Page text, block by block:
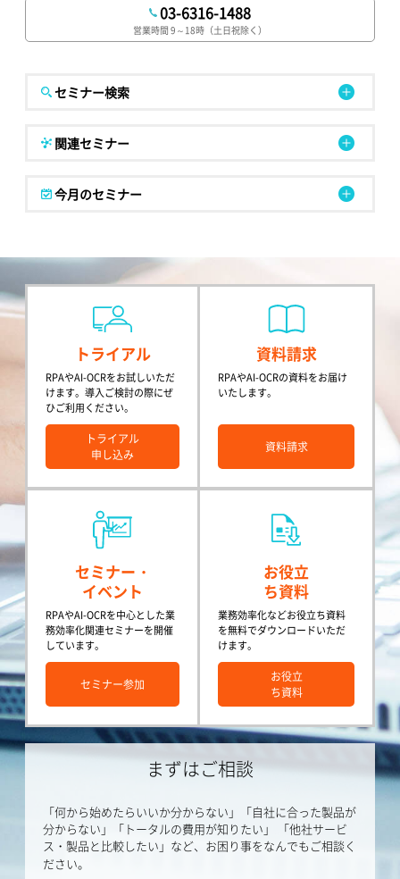
03-6316-1488
営業時間 9～18時（土日祝除く）
セミナー検索
関連セミナー
今月のセミナー
トライアル
RPAやAI-OCRをお試しいただ
けます。導入ご検討の際にぜ
ひご利用ください。
トライアル
申し込み
資料請求
RPAやAI-OCRの資料をお届け
いたします。
資料請求
セミナー・
イベント
RPAやAI-OCRを中心とした業
務効率化関連セミナーを開催
しています。
セミナー参加
お役立
ち資料
業務効率化などお役立ち資料
を無料でダウンロードいただ
けます。
お役立
ち資料
まずはご相談
「何から始めたらいいか分からない」「自社に合った製品が
分からない」「トータルの費用が知りたい」
「他社サービ
ス・製品と比較したい」など、お困り事をなんでもご相談く
ださい。